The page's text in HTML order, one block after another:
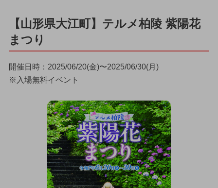
【山形県大江町】テルメ柏陵 紫陽花
まつり
開催日時：2025/06/20(金)〜2025/06/30(月)
※入場無料イベント